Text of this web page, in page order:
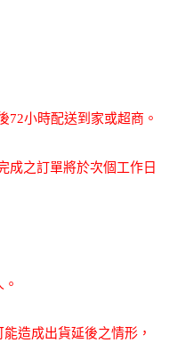
小時配送到家或超商。
成之訂單將於次個工作日
造成出貨延後之情形，